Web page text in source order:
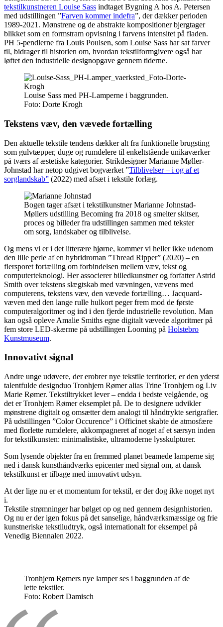
tekstilkunstneren Louise Sass indtaget Bygning A hos A. Petersen
med udstillingen ”Farven kommer indefra”, der dækker perioden
1989-2021. Mønstrene og de abstrakte kompositioner bjergtager
blikket som en formstram opvisning i farvens intensitet på fladen.
PH 5-pendlerne fra Louis Poulsen, som Louise Sass har sat farver
til, bidrager til historien om, hvordan tekstilformgivere også har
løftet den industrielle designopgave gennem tiderne.
Louise Sass med PH-Lamperne i baggrunden.
Foto: Dorte Krogh
Tekstens væv, den vævede fortælling
Den aktuelle tekstile tendens dækker alt fra funktionelle brugsting
som gulvtæpper, duge og rumdelere til enkeltstående unikaværker
på tværs af æstetiske kategorier. Strikdesigner Marianne Møller-
Johnstad har netop udgivet bogværket ”Tilblivelser – i og af et
sorglandskab” (2022) med afsæt i tekstile forlæg.
Bogen tager afsæt i tekstilkunstner Marianne Johnstad-
Møllers udstilling Becoming fra 2018 og smelter skitser,
proces og billeder fra udstillingen sammen med tekster
om sorg, landskaber og tilblivelse.
Og mens vi er i det litterære hjørne, kommer vi heller ikke udenom
den lille perle af en hybridroman ”Thread Ripper” (2020) – en
flersporet fortælling om forbindelsen mellem væv, tekst og
computerteknologi. Her associerer billedkunstner og forfatter Astrid
Smith over tekstens slægtskab med vævningen, vævens med
computerens, tekstens væv, den vævede fortælling… Jacquard-
væven med den lange rulle hulkort peger frem mod de første
computeralgoritmer og ind i den fjerde industrielle revolution. Man
kan også opleve Amalie Smiths egne digitalt vævede algoritmer på
fem store LED-skærme på udstillingen Looming på Holstebro
Kunstmuseum.
Innovativt signal
Andre unge udøvere, der erobrer nye tekstile territorier, er den yderst
talentfulde designduo Tronhjem Rømer alias Trine Tronhjem og Liv
Marie Rømer. Tekstiltrykket lever – endda i bedste velgående, og
det er Tronhjem Rømer eksemplet på. De to designere udvikler
mønstrene digitalt og omsætter dem analogt til håndtrykte serigrafier.
På udstillingen ”Color Occurence” i Officinet skabte de atmosfære
med florlette rumdelere, akkompagneret af noget af et særsyn inden
for tekstilkunsten: minimalistiske, ultramoderne lysskulpturer.
Som lysende objekter fra en fremmed planet beamede lamperne sig
ned i dansk kunsthåndværks epicenter med signal om, at dansk
tekstilkunst er tilbage med innovativt udsyn.
At der lige nu er et momentum for tekstil, er der dog ikke noget nyt
i.
Tekstile strømninger har bølget op og ned gennem designhistorien.
Og nu er der igen fokus på det sanselige, håndværksmæssige og frie
kunstneriske tekstiludtryk, også internationalt for eksempel på
Venedig Biennalen 2022.
Tronhjem Rømers nye lamper ses i baggrunden af de
lette tekstiler.
Foto: Robert Damisch